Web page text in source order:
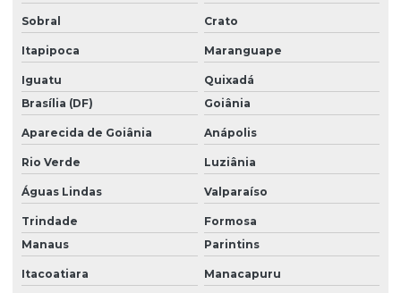
Sobral Crato
Itapipoca Maranguape
Iguatu
Quixadá
Brasília (DF)
Goiânia
Aparecida de Goiânia Anápolis
Rio Verde Luziânia
Águas Lindas Valparaíso
Trindade
Formosa
Manaus
Parintins
Itacoatiara Manacapuru